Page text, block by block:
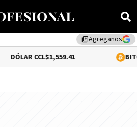
library_addAgreganos
$1,559.41 0.18%